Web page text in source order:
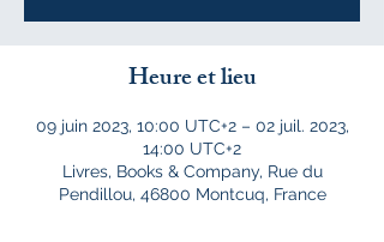
Heure et lieu
09 juin 2023, 10:00 UTC+2 – 02 juil. 2023,
14:00 UTC+2
Livres, Books & Company, Rue du
Pendillou, 46800 Montcuq, France